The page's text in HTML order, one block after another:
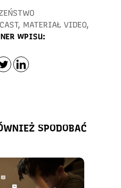
, MATERIAŁ VIDEO,
WPISU:
SPODOBAĆ